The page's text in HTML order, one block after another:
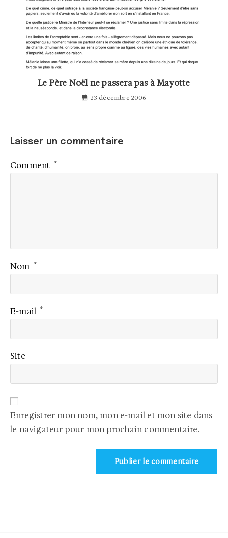
Le Père Noël ne passera pas à Mayotte
23 décembre 2006
Laisser un commentaire
Comment *
Nom *
E-mail *
Site
Enregistrer mon nom, mon e-mail et mon site dans
le navigateur pour mon prochain commentaire.